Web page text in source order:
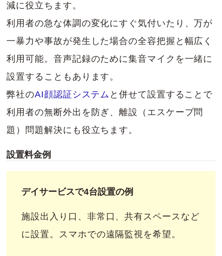
減に役立ちます。
利用者の急な体調の変化にすぐ気付いたり、万が
一暴力や事故が発生した場合の全容把握と幅広く
利用可能。音声記録のために集音マイクを一緒に
設置することもあります。
弊社のAI顔認証システム と併せて設置することで
利用者の無断外出を防ぎ、離設（エスケープ問
題）問題解決にも役立ちます。
設置料金例
デイサービスで4台設置の例
施設出入り口、非常口、共有スペースなど
に設置。スマホでの遠隔監視を希望。